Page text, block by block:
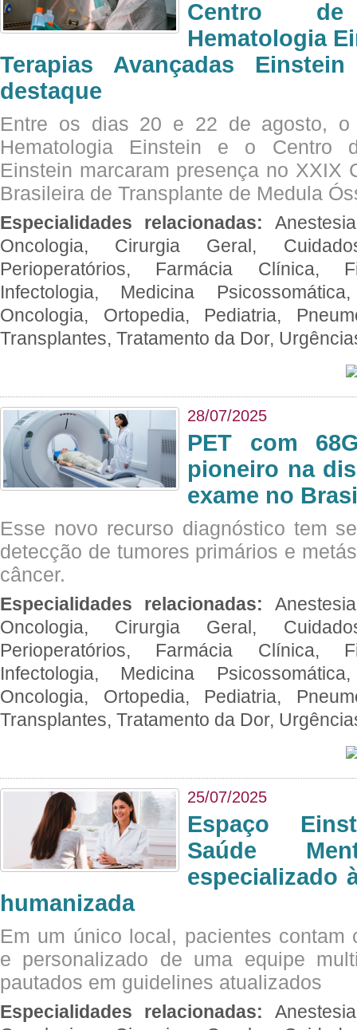
Centro
Hematologia
Terapias Avançadas
destaque
Entre os dias 20 e 22 de agosto, o
Hematologia Einstein e o Centro
Einstein marcaram presença no XXIX
Brasileira de Transplante de Medula
Especialidades relacionadas:
Oncologia, Cirurgia Geral,
Perioperatórios, Farmácia Clínica,
Infectologia, Medicina
Oncologia, Ortopedia, Pediatria,
Transplantes, Tratamento da Dor,
28/07/2025
PET com
pioneiro na
exame no
Esse novo recurso diagnóstico tem
detecção de tumores primários e
câncer.
Especialidades relacionadas:
Oncologia, Cirurgia Geral,
Perioperatórios, Farmácia Clínica,
Infectologia, Medicina
Oncologia, Ortopedia, Pediatria,
Transplantes, Tratamento da Dor,
25/07/2025
Espaço
Saúde
especializado
humanizada
Em um único local, pacientes contam
e personalizado de uma equipe
pautados em guidelines atualizados
Especialidades relacionadas: